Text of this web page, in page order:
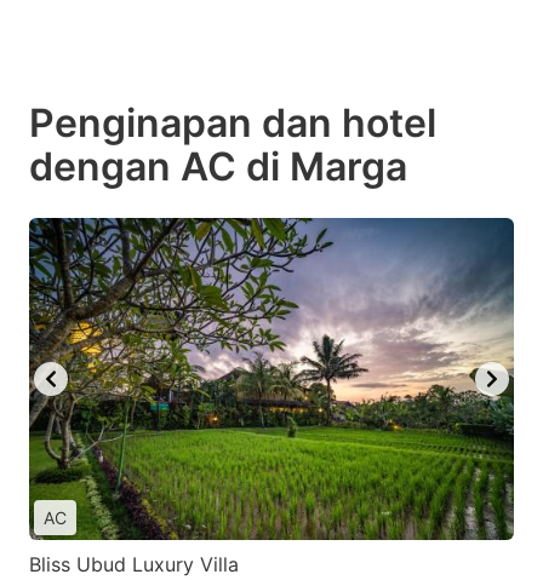
Penginapan dan hotel
dengan AC di Marga
AC
Bliss Ubud Luxury Villa